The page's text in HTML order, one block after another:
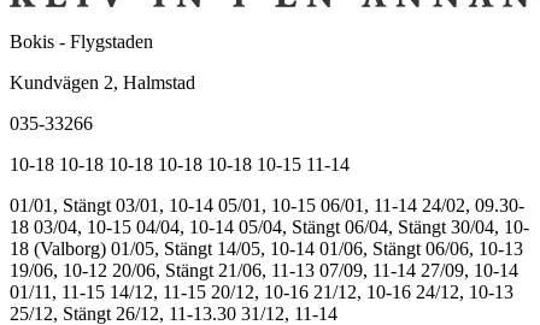
Bokis - Flygstaden
Kundvägen 2, Halmstad
035-33266
10-18 10-18 10-18 10-18 10-18 10-15 11-14
01/01, Stängt 03/01, 10-14 05/01, 10-15 06/01, 11-14 24/02, 09.30-
18 03/04, 10-15 04/04, 10-14 05/04, Stängt 06/04, Stängt 30/04, 10-
18 (Valborg) 01/05, Stängt 14/05, 10-14 01/06, Stängt 06/06, 10-13
19/06, 10-12 20/06, Stängt 21/06, 11-13 07/09, 11-14 27/09, 10-14
01/11, 11-15 14/12, 11-15 20/12, 10-16 21/12, 10-16 24/12, 10-13
25/12, Stängt 26/12, 11-13.30 31/12, 11-14